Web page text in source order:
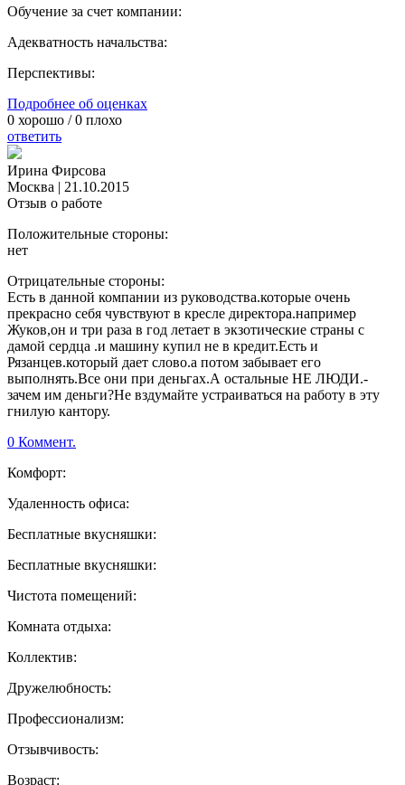
Обучение за счет компании:
Адекватность начальства:
Перспективы:
Подробнее об оценках
0 хорошо /0 плохо
ответить
Ирина Фирсова
Москва | 21.10.2015
Отзыв о работе
Положительные стороны:
нет
Отрицательные стороны:
Есть в данной компании из руководства.которые очень
прекрасно себя чувствуют в кресле директора.например
Жуков,он и три раза в год летает в экзотические страны с
дамой сердца .и машину купил не в кредит.Есть и
Рязанцев.который дает слово.а потом забывает его
выполнять.Все они при деньгах.А остальные НЕ ЛЮДИ.-
зачем им деньги?Не вздумайте устраиваться на работу в эту
гнилую кантору.
0 Коммент.
Комфорт:
Удаленность офиса:
Бесплатные вкусняшки:
Бесплатные вкусняшки:
Чистота помещений:
Комната отдыха:
Коллектив:
Дружелюбность:
Профессионализм:
Отзывчивость:
Возраст: